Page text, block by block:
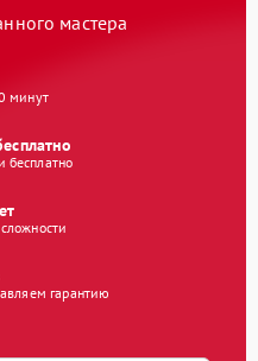
мастера
минут
бесплатно
гарантию